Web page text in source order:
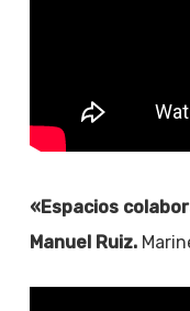
«Espacios
Manuel Ruiz.